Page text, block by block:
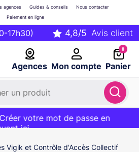
17h30)
Agences Mon compte
agences Guides & conseils
Nous contacter
Paiement en ligne
0
Panier
?20€ OFFERT sur votre panier
avec le codeBIENVENUE
votre mot de passe en
ici
Vigik et Contrôle d'Accès Collectif